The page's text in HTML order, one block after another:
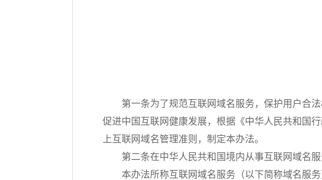
第一条为了规范互联网域名服务，保护用户合
促进中国互联网健康发展，根据《中华人民共和国
上互联网域名管理准则，制定本办法。
第二条在中华人民共和国境内从事互联网域名
本办法所称互联网域名服务（以下简称域名服